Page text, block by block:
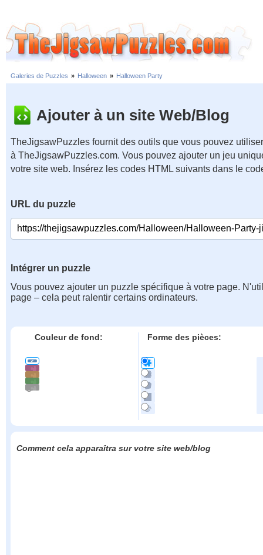
Galeries de Puzzles » Halloween » Halloween Party
Ajouter à un site Web/Blog
TheJigsawPuzzles fournit des outils que vous pouvez
à TheJigsawPuzzles.com. Vous pouvez ajouter un jeu
votre site web. Insérez les codes HTML suivants dans le
URL du puzzle
Intégrer un puzzle
Vous pouvez ajouter un puzzle spécifique à votre page.
page – cela peut ralentir certains ordinateurs.
Couleur de fond: Forme des pièces:
Comment cela apparaîtra sur votre site web/blog